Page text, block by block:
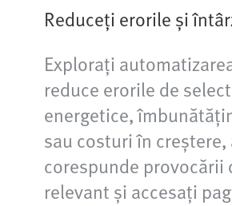
Reduceți erorile și
Explorați
reduce erorile de
energetice,
sau costuri în
corespunde provocării
relevant și accesați